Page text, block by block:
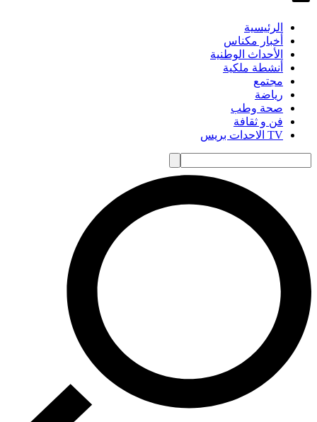
الرئيسية
أخبار مكناس
الأحداث الوطنية
أنشطة ملكية
مجتمع
رياضة
صحة وطب
فن و ثقافة
TV الاحدات بريس